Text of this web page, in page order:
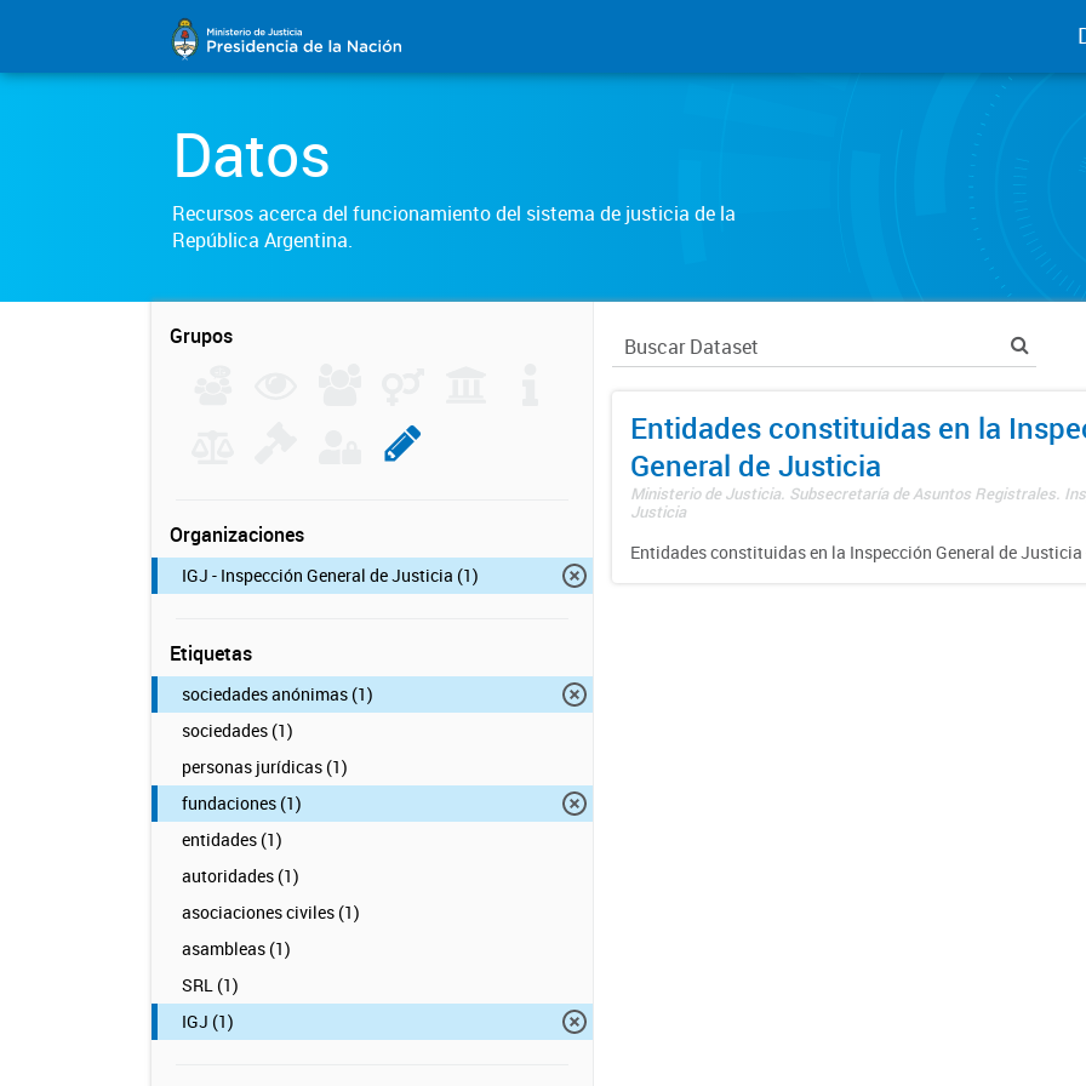
Datos
Recursos acerca del funcionamiento del sistema de justicia de la
República Argentina.
Grupos
Organizaciones
IGJ - Inspección General de Justicia (1)
Etiquetas
sociedades anónimas (1)
sociedades (1)
personas jurídicas (1)
fundaciones (1)
entidades (1)
autoridades (1)
asociaciones civiles (1)
asambleas (1)
SRL (1)
IGJ (1)
Entidades constituidas en la
General de Justicia
Ministerio de Justicia. Subsecretaría de Asuntos Registrales.
Justicia
Entidades constituidas en la Inspección General de Justicia